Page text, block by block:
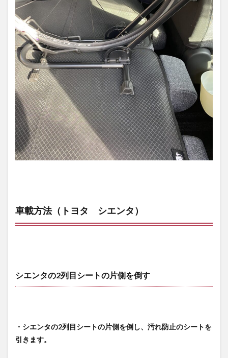
車載方法（トヨタ シエンタ）
シエンタの2列目シートの片側を倒す
・シエンタの2列目シートの片側を倒し、汚れ防止のシートを
引きます。